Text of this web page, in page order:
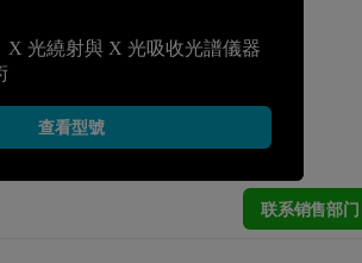
X 光繞射與 X 光吸收光譜儀器
查看型號
联系销售部门